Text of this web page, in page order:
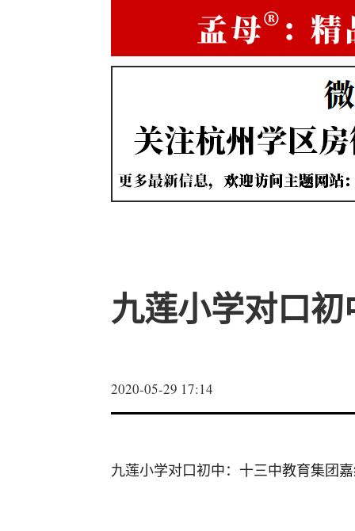
九莲小学对口初
2020-05-29 17:14
九莲小学对口初中：十三中教育集团